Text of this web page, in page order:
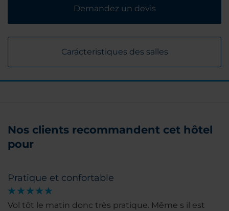
Demandez un devis
Carácteristiques des salles
Nos clients recommandent cet hôtel
pour
Pratique et confortable
Vol tôt le matin donc très pratique. Même s il est